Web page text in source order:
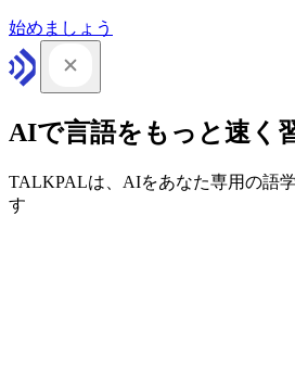
始めましょう
AIで言語をもっと速く
TALKPALは、AIをあなた専用の語
す